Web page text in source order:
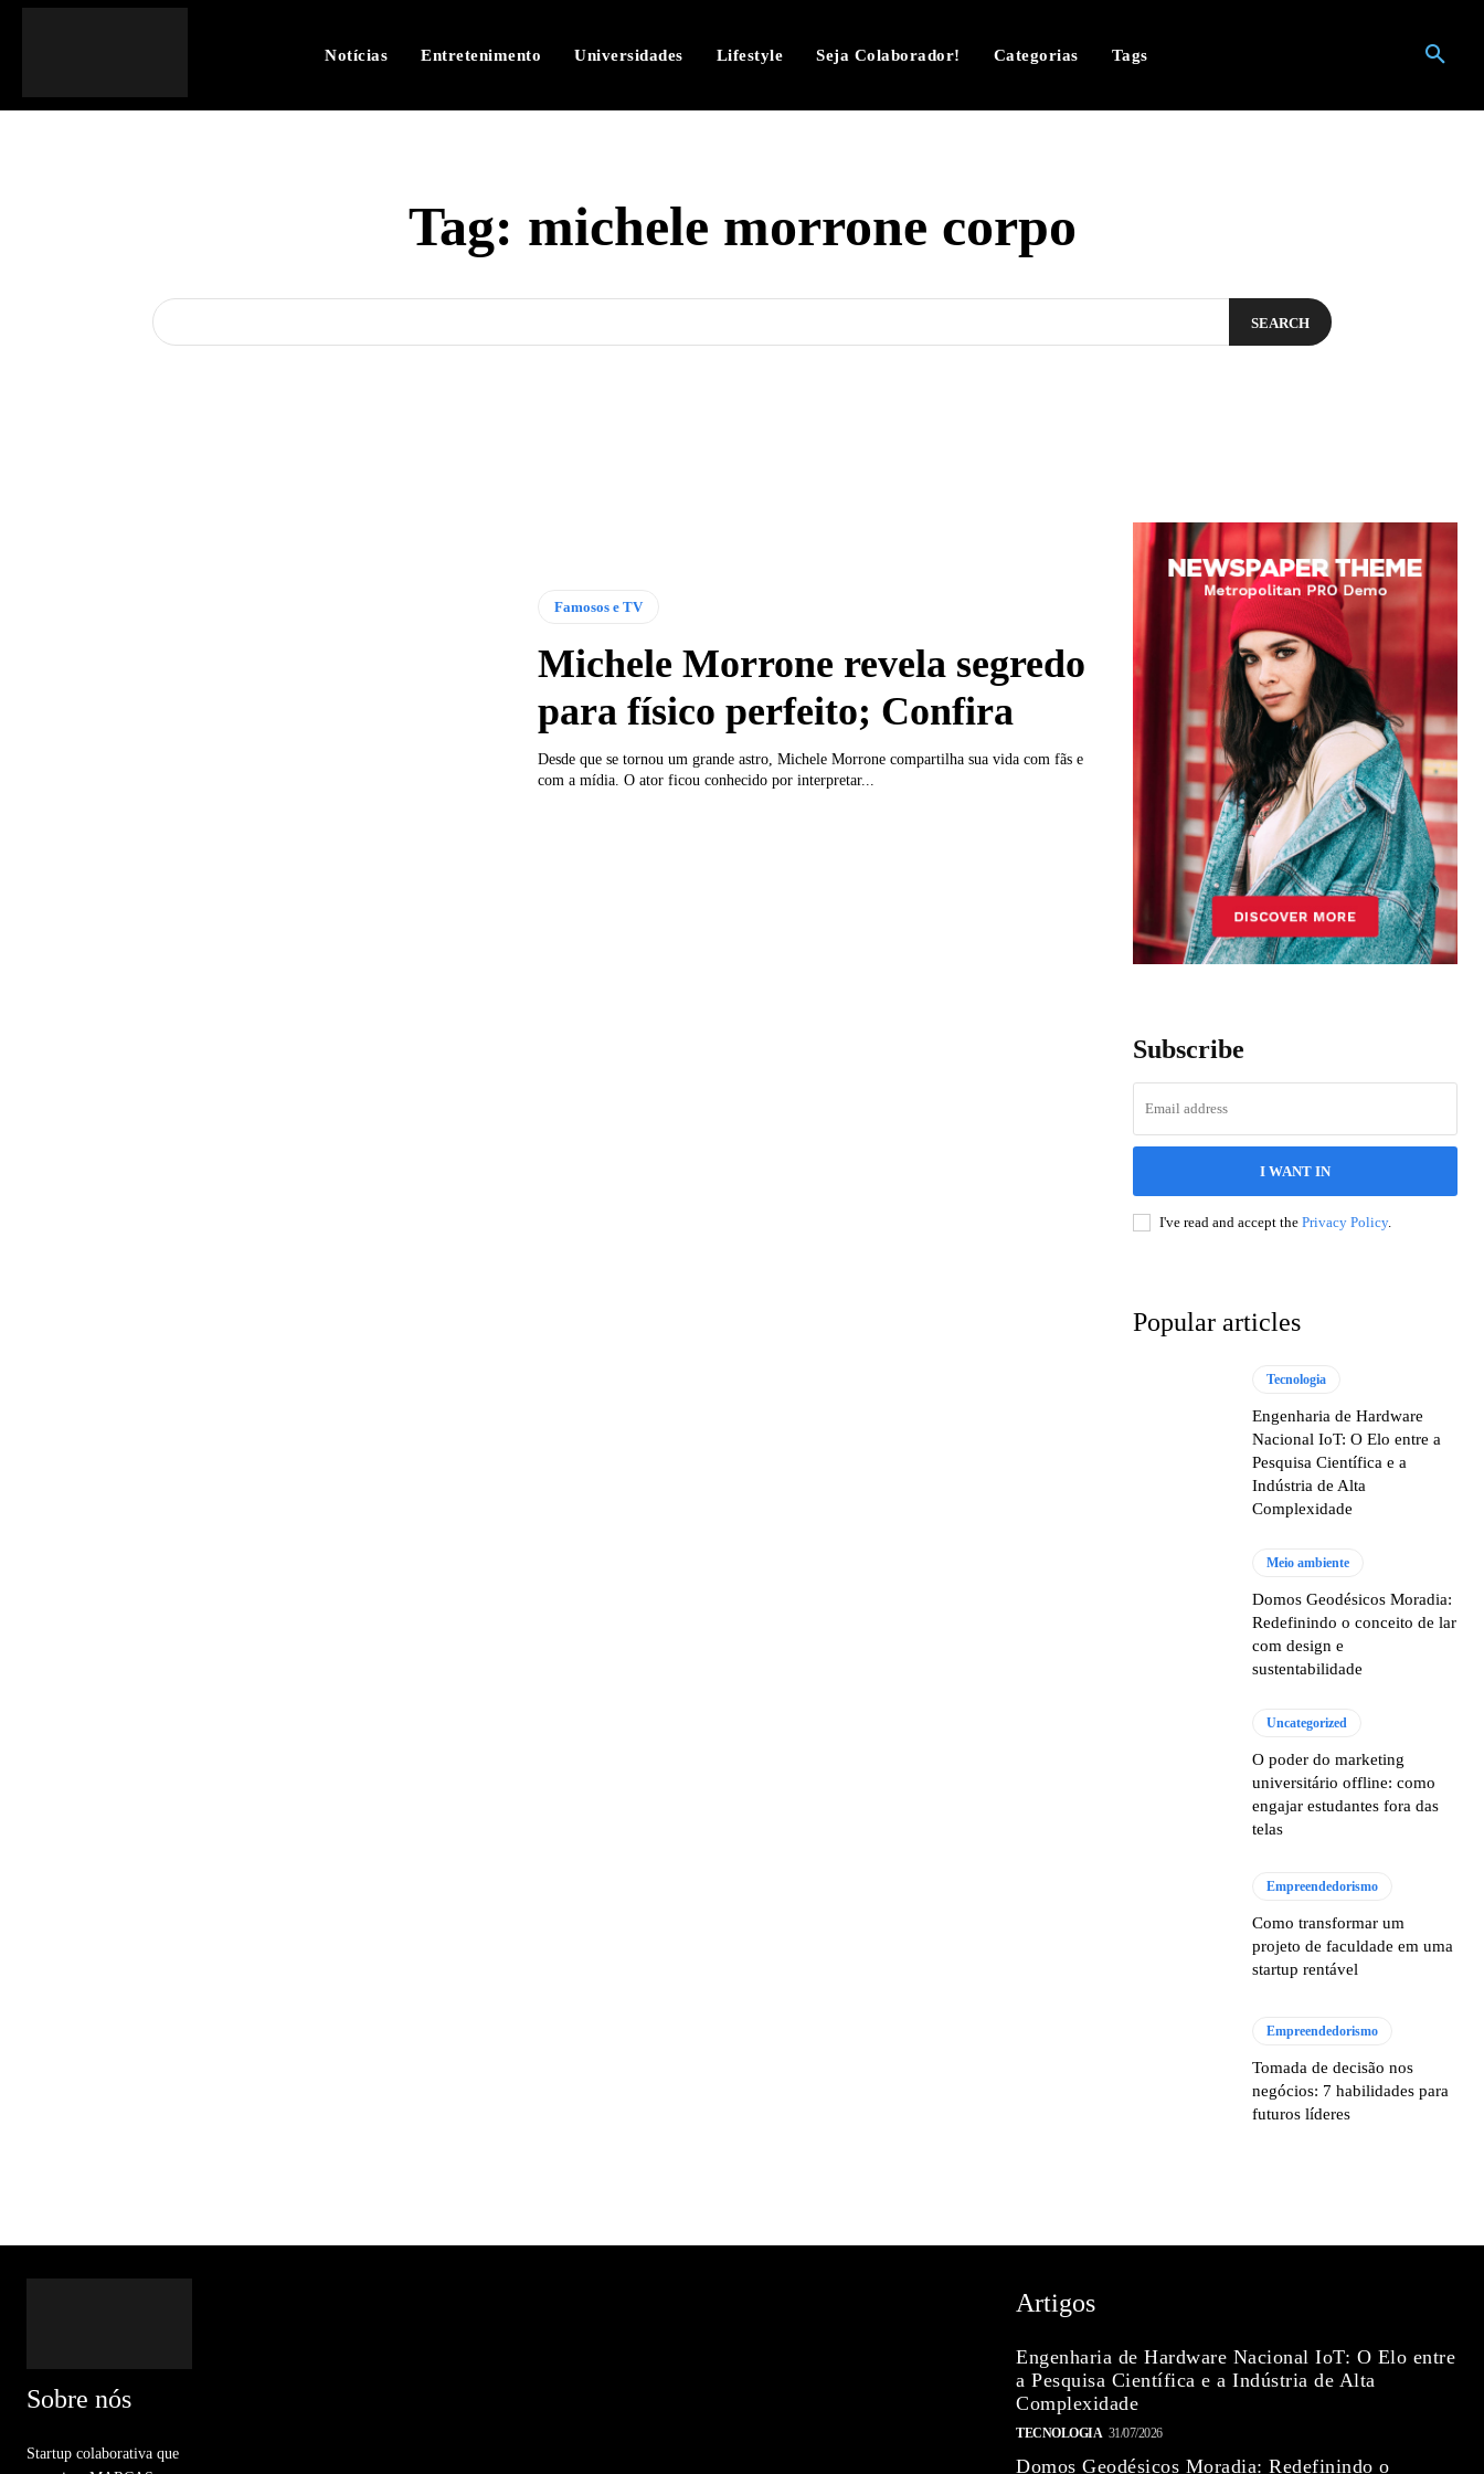
Notícias Entretenimento Universidades Lifestyle Seja Colaborador! Categorias Tags
Tag: michele morrone corpo
SEARCH
Famosos e TV
Michele Morrone revela segredo
para físico perfeito; Confira
Desde que se tornou um grande astro, Michele Morrone compartilha sua vida com fãs e
com a mídia. O ator ficou conhecido por interpretar...
Subscribe
I WANT IN
I've read and accept the Privacy Policy.
Popular articles
Tecnologia
Engenharia de Hardware
Nacional IoT: O Elo entre a
Pesquisa Científica e a
Indústria de Alta
Complexidade
Meio ambiente
Domos Geodésicos Moradia:
Redefinindo o conceito de lar
com design e
sustentabilidade
Uncategorized
O poder do marketing
universitário offline: como
engajar estudantes fora das
telas
Empreendedorismo
Como transformar um
projeto de faculdade em uma
startup rentável
Empreendedorismo
Tomada de decisão nos
negócios: 7 habilidades para
futuros líderes
Sobre nós
Startup colaborativa que
Artigos
Engenharia de Hardware Nacional IoT: O Elo entre
a Pesquisa Científica e a Indústria de Alta
Complexidade
TECNOLOGIA 31/07/2026
Domos Geodésicos Moradia: Redefinindo o